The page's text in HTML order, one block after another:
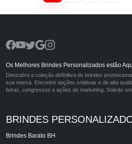
Os Melhores Brindes Personalizados estão
Descubra a coleção definitiva de brindes
sua marca. Encontre opções criativas e de alta
feiras, congressos e ações de marketing. Solicite
BRINDES
Brindes Barato BH